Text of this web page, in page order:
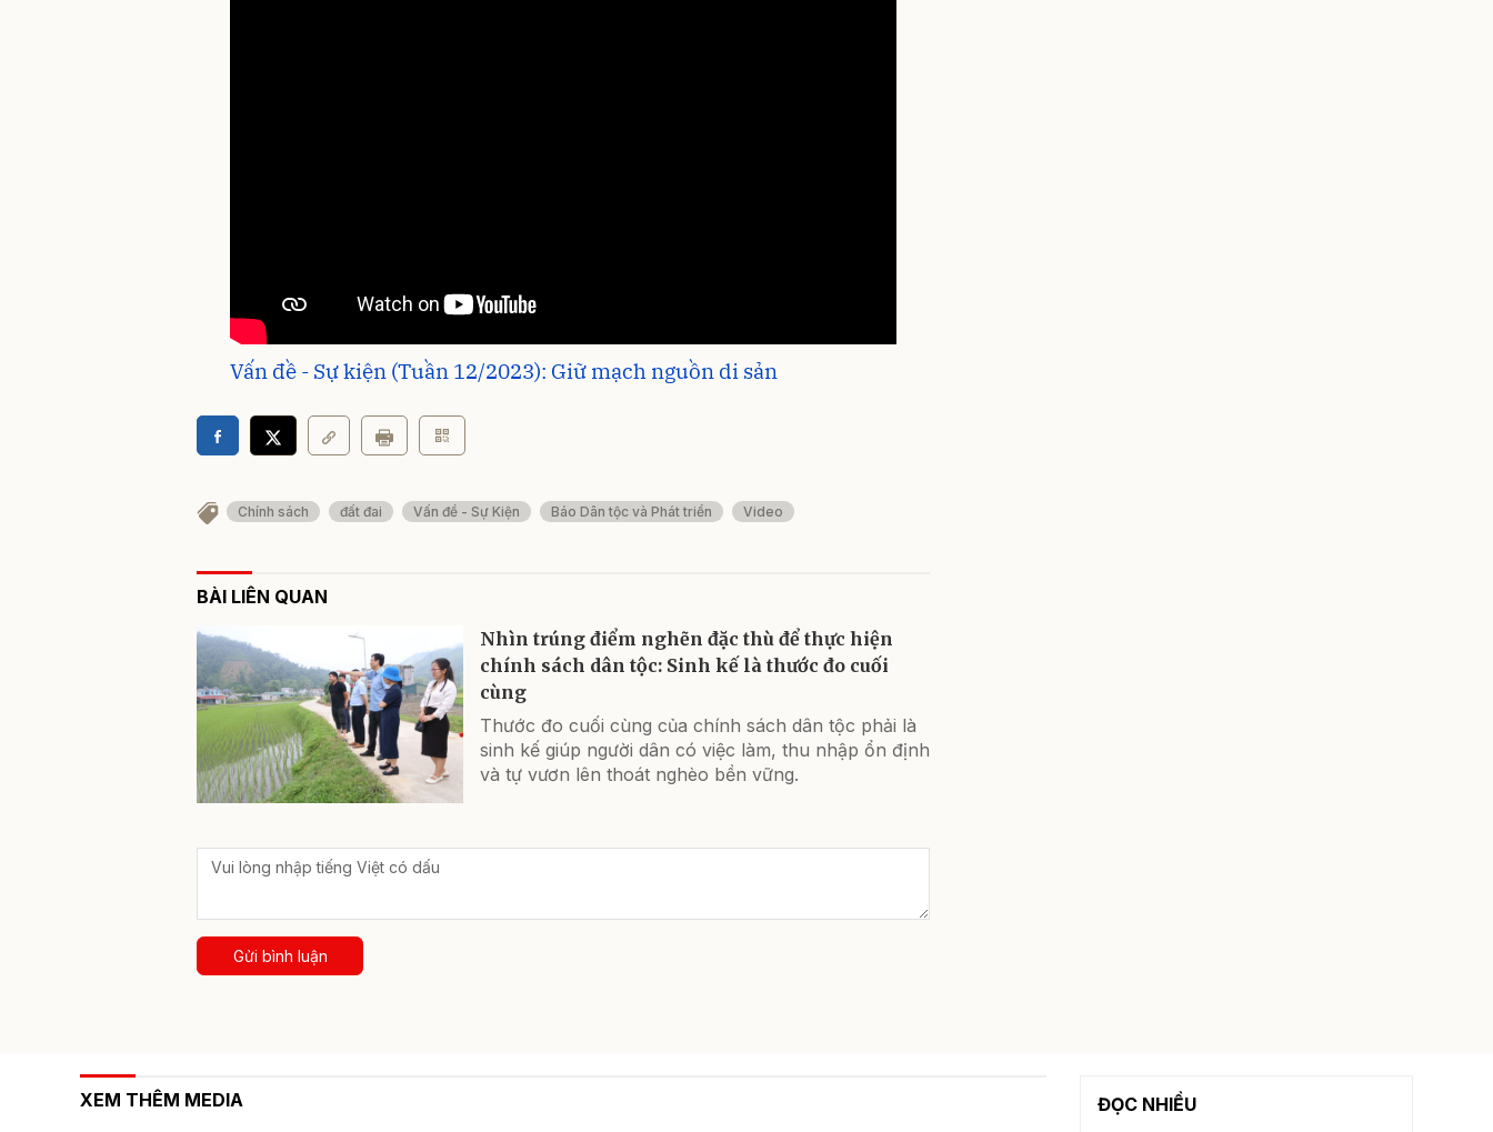
Vấn đề - Sự kiện (Tuần 12/2023): Giữ mạch nguồn di sản
Chính sách đất đai Vấn đề - Sự Kiện Báo Dân tộc và Phát triển Video
BÀI LIÊN QUAN
Nhìn trúng điểm nghẽn đặc thù để thực hiện
chính sách dân tộc: Sinh kế là thước đo cuối
cùng
Thước đo cuối cùng của chính sách dân tộc phải là
sinh kế giúp người dân có việc làm, thu nhập ổn định
và tự vươn lên thoát nghèo bền vững.
Gửi bình luận
XEM THÊM MEDIA ĐỌC NHIỀU